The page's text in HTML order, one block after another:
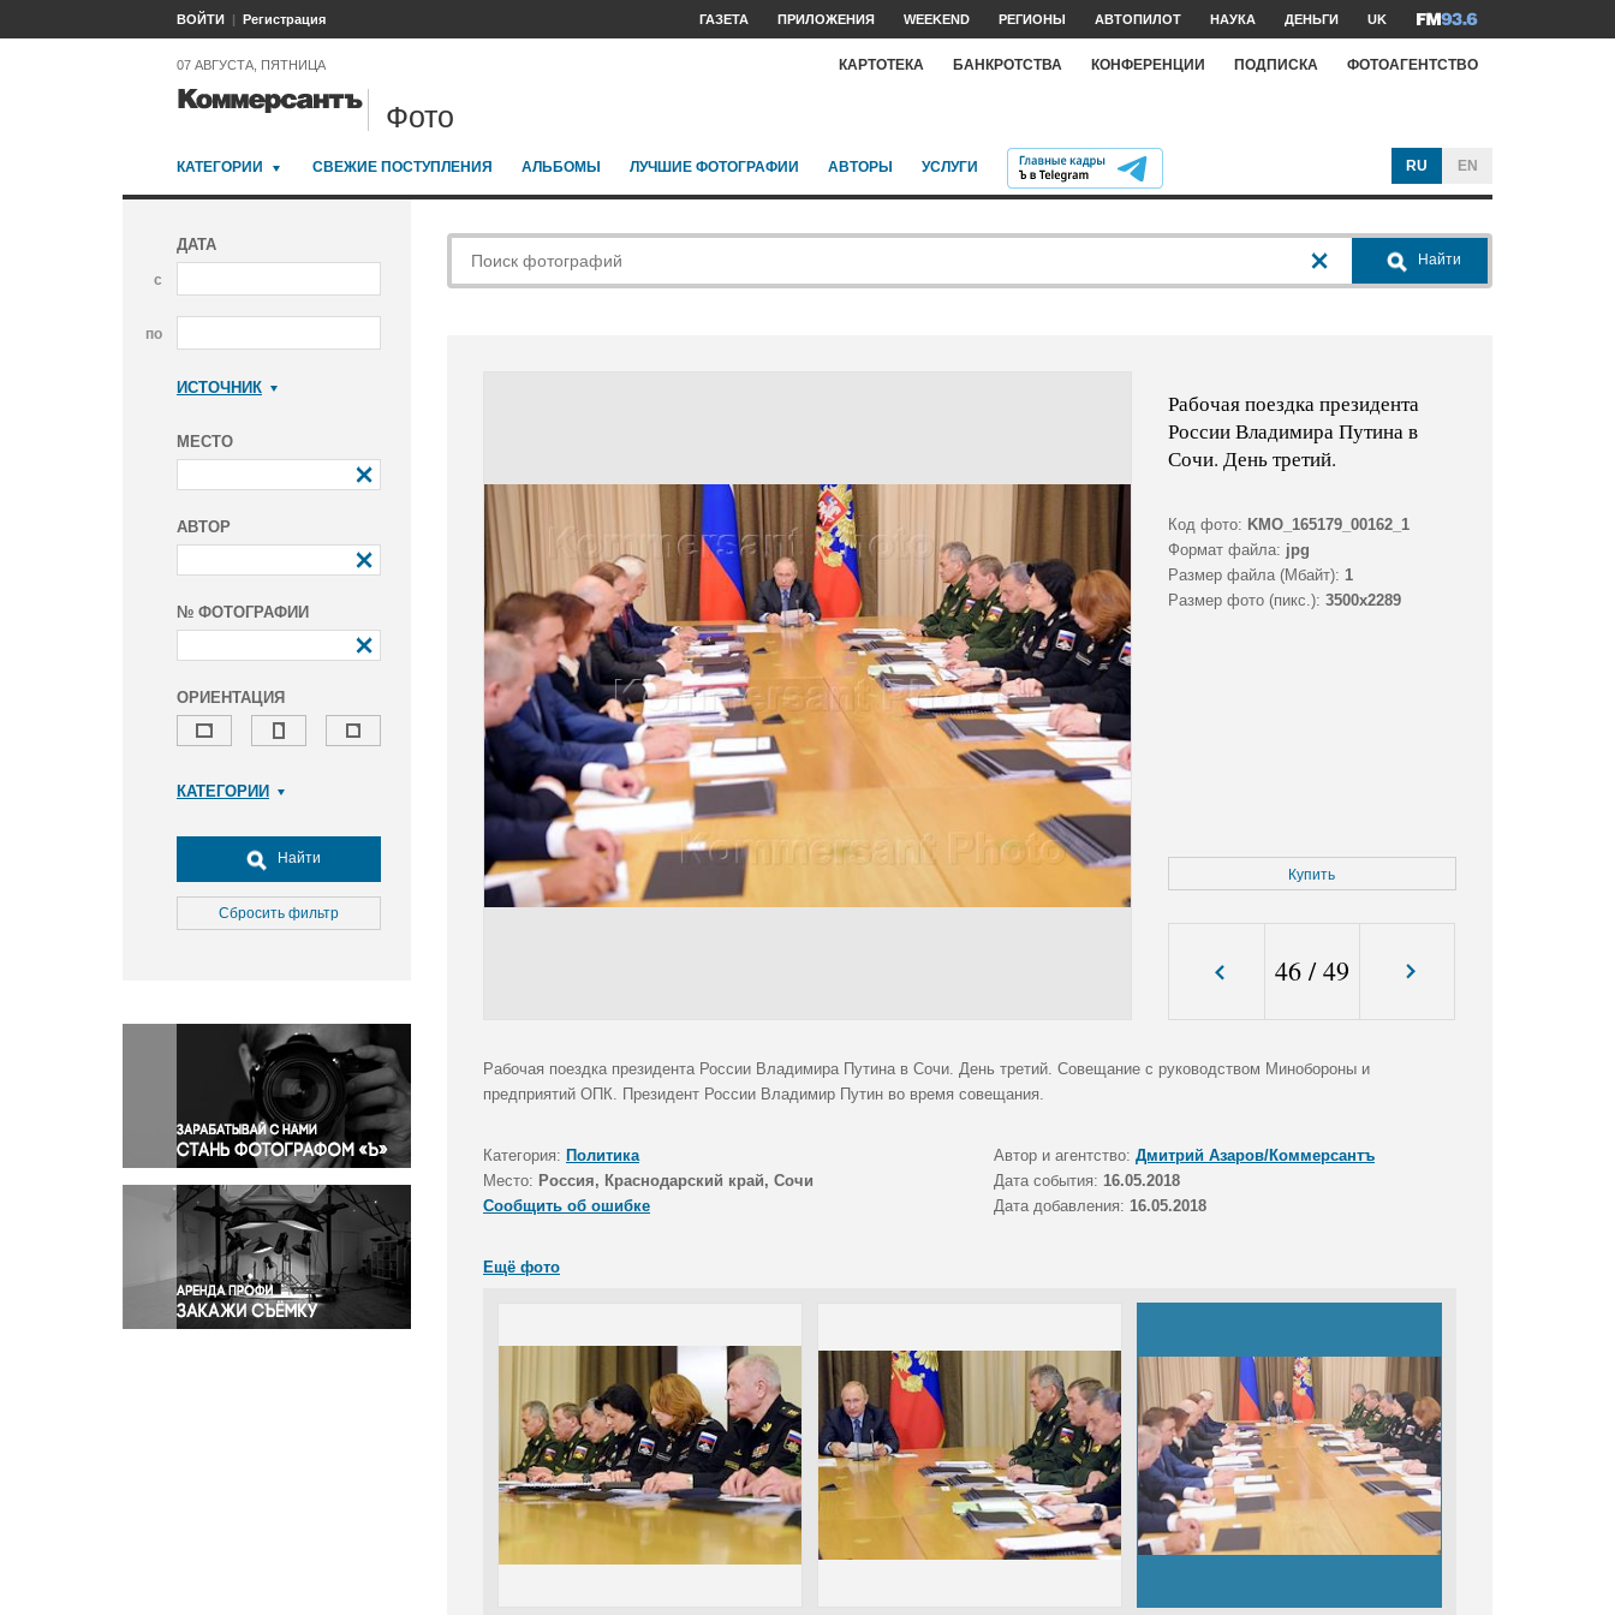
ВОЙТИ Регистрация ГАЗЕТА ПРИЛОЖЕНИЯ WEEKEND РЕГИОНЫ АВТОПИЛОТ НАУКА ДЕНЬГИ UK
07 АВГУСТА, ПЯТНИЦА КАРТОТЕКА БАНКРОТСТВА КОНФЕРЕНЦИИ ПОДПИСКА ФОТОАГЕНТСТВО
Фото
КАТЕГОРИИ СВЕЖИЕ ПОСТУПЛЕНИЯ АЛЬБОМЫ ЛУЧШИЕ ФОТОГРАФИИ АВТОРЫ УСЛУГИ RU EN
ДАТА
с
по
ИСТОЧНИК
МЕСТО
АВТОР
№ ФОТОГРАФИИ
ОРИЕНТАЦИЯ
КАТЕГОРИИ
Досуг, туризм и отдых
Культура
Медицина
Окружающая среда
Политика
Правосудие
Происшествия и конфликты
Религия
Светская жизнь
Спорт
Экология
Экономика и бизнес
Найти
Сбросить фильтр
Найти
Рабочая поездка президента
России Владимира Путина в
Сочи. День третий.
Код фото: KMO_165179_00162_1
Формат файла: jpg
Размер файла (Мбайт): 1
Размер фото (пикс.): 3500x2289
Купить
46/49
Рабочая поездка президента России Владимира Путина в Сочи. День третий. Совещание с руководством Минобороны и
предприятий ОПК. Президент России Владимир Путин во время совещания.
Категория: Политика Автор и агентство: Дмитрий Азаров/Коммерсантъ
Место: Россия, Краснодарский край, Сочи Дата события: 16.05.2018
Сообщить об ошибке
Дата добавления: 16.05.2018
Ещё фото